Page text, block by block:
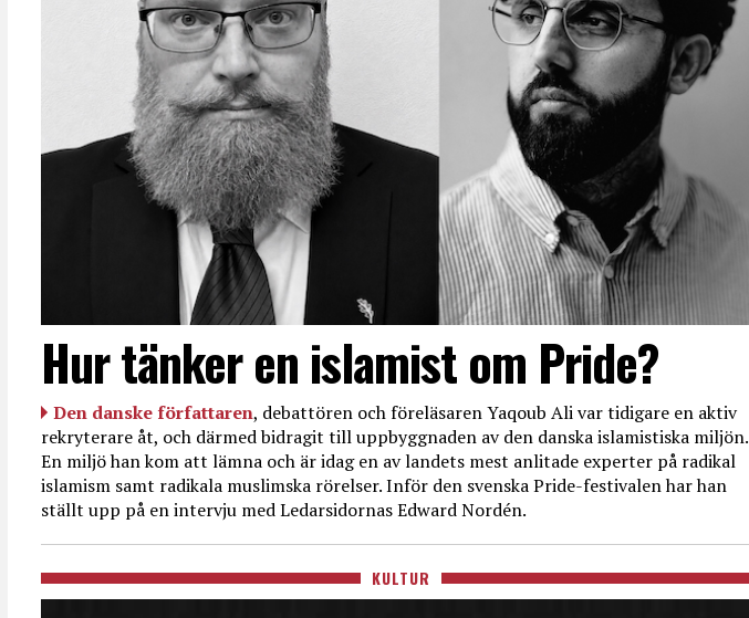
Hur tänker en islamist om Pride?
Den danske författaren, debattören och föreläsaren Yaqoub Ali var tidigare en aktiv
rekryterare åt, och därmed bidragit till uppbyggnaden av den danska islamistiska miljön.
En miljö han kom att lämna och är idag en av landets mest anlitade experter på radikal
islamism samt radikala muslimska rörelser. Inför den svenska Pride-festivalen har han
ställt upp på en intervju med Ledarsidornas Edward Nordén.
KULTUR